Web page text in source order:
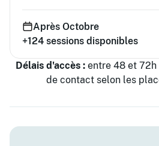
Après Octobre
+124 sessions disponibles
Délais d'accès :entre 48 et 72h
de contact selon les